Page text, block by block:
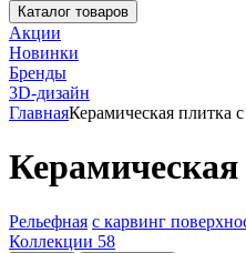
Каталог товаров
Акции
Новинки
Бренды
3D-дизайн
ГлавнаяКерамическая плитка
Рельефная с карвинг
Коллекции 58